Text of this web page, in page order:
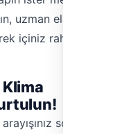
uzman ellerde
içiniz rahat
Klima
sona